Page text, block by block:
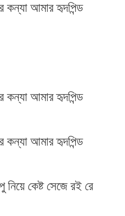
কন্যা আমার হৃদপিন্ড
কন্যা আমার হৃদপিন্ড
কন্যা আমার হৃদপিন্ড
কেষ্ট সেজে রই রে